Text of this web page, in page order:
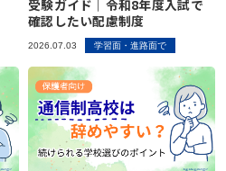
受験ガイド｜令和8年度入試で
確認したい配慮制度
2026.07.03 学習面・進路面で